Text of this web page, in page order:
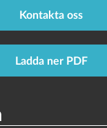
Kontakta oss
Ladda ner PDF